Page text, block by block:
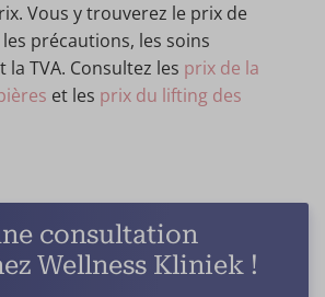
Vous y trouverez le prix de
précautions, les soins
TVA. Consultez les prix de la
et les prix du lifting des
consultation
Wellness Kliniek !